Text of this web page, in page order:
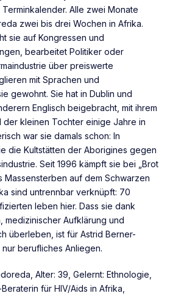
Alle zwei Monate
zwei bis drei Wochen in Afrika.
sie auf Kongressen und
bearbeitet Politiker oder
über preiswerte
mit Sprachen und
gewohnt. Sie hat in Dublin und
Englisch beigebracht, mit ihrem
der kleinen Tochter einige Jahre in
war sie damals schon: In
die Kultstätten der Aborigines gegen
Seit 1996 kämpft sie bei „Brot
Massensterben auf dem Schwarzen
sind untrennbar verknüpft: 70
leben hier. Dass sie dank
Aufklärung und
überleben, ist für Astrid Berner-
berufliches Anliegen.
Alter: 39, Gelernt: Ethnologie,
für HIV/Aids in Afrika,